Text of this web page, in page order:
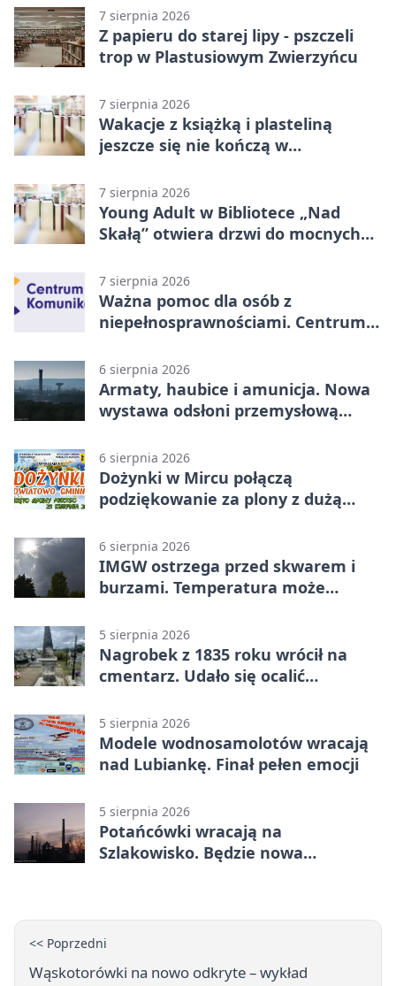
7 sierpnia 2026
Z papieru do starej lipy - pszczeli
trop w Plastusiowym Zwierzyńcu
7 sierpnia 2026
Wakacje z książką i plasteliną
jeszcze się nie kończą w
7 sierpnia 2026
Young Adult w Bibliotece „Nad
Skałą” otwiera drzwi do mocnych
7 sierpnia 2026
Ważna pomoc dla osób z
niepełnosprawnościami. Centrum
6 sierpnia 2026
Armaty, haubice i amunicja. Nowa
wystawa odsłoni przemysłową
6 sierpnia 2026
Dożynki w Mircu połączą
podziękowanie za plony z dużą
6 sierpnia 2026
IMGW ostrzega przed skwarem i
burzami. Temperatura może
5 sierpnia 2026
Nagrobek z 1835 roku wrócił na
cmentarz. Udało się ocalić
5 sierpnia 2026
Modele wodnosamolotów wracają
nad Lubiankę. Finał pełen emocji
5 sierpnia 2026
Potańcówki wracają na
Szlakowisko. Będzie nowa
<< Poprzedni
Wąskotorówki na nowo odkryte – wykład